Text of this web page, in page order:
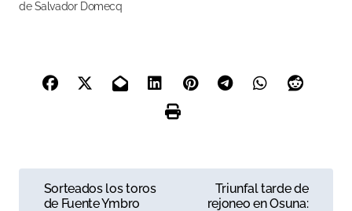
de Salvador Domecq
Sorteados los toros
de Fuente Ymbro
Triunfal tarde de
rejoneo en Osuna: